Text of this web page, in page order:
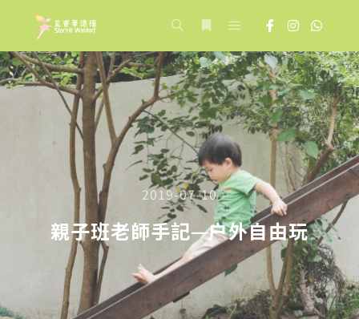
2019-07-10
親子班老師手記—户外自由玩